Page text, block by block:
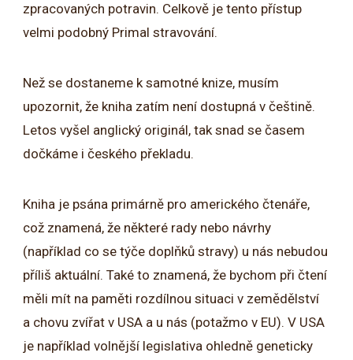
zpracovaných potravin. Celkově je tento přístup
velmi podobný Primal stravování.
Než se dostaneme k samotné knize, musím
upozornit, že kniha zatím není dostupná v češtině.
Letos vyšel anglický originál, tak snad se časem
dočkáme i českého překladu.
Kniha je psána primárně pro amerického čtenáře,
což znamená, že některé rady nebo návrhy
(například co se týče doplňků stravy) u nás nebudou
příliš aktuální. Také to znamená, že bychom při čtení
měli mít na paměti rozdílnou situaci v zemědělství
a chovu zvířat v USA a u nás (potažmo v EU). V USA
je například volnější legislativa ohledně geneticky